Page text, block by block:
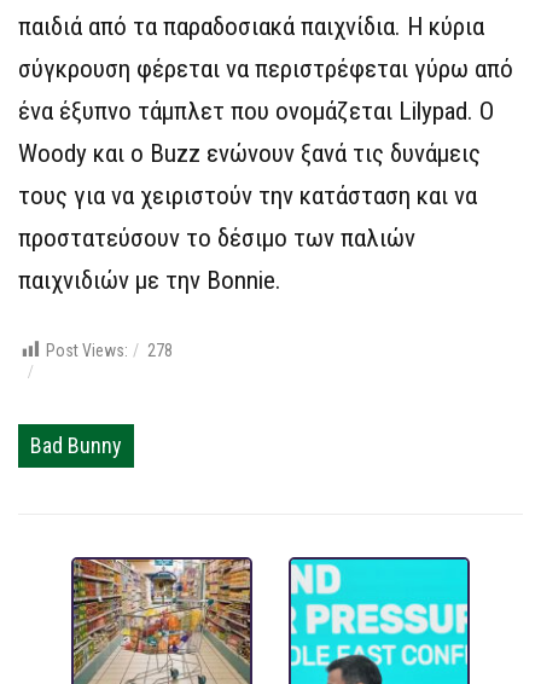
παιδιά από τα παραδοσιακά παιχνίδια. Η κύρια
σύγκρουση φέρεται να περιστρέφεται γύρω από
ένα έξυπνο τάμπλετ που ονομάζεται Lilypad. Ο
Woody και ο Buzz ενώνουν ξανά τις δυνάμεις
τους για να χειριστούν την κατάσταση και να
προστατεύσουν το δέσιμο των παλιών
παιχνιδιών με την Bonnie.
Post Views: 278
Bad Bunny